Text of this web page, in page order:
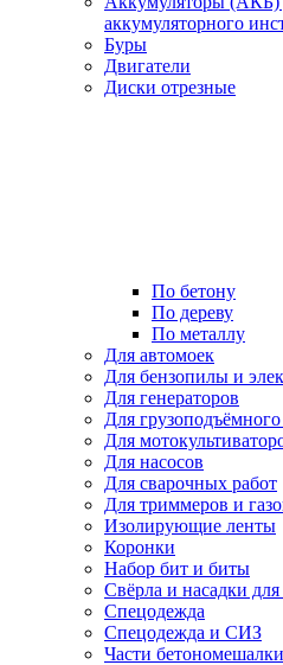
аккумуляторного
Буры
Двигатели
Диски отрезные
По бетону
По дереву
По металлу
Для автомоек
Для бензопилы и
Для генераторов
Для
Для
Для насосов
Для сварочных работ
Для триммеров и
Изолирующие ленты
Коронки
Набор бит и биты
Свёрла и насадки
Спецодежда
Спецодежда и СИЗ
Части бетономешалки